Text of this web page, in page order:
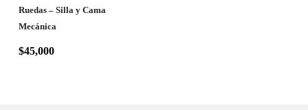
Ruedas – Silla y Cama
Mecánica
$45,000